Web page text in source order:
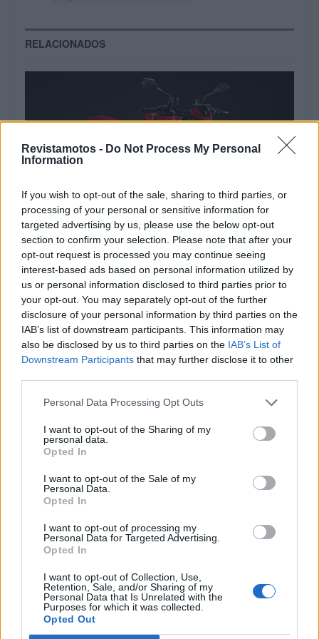
Revistamotos - Do Not Process My Personal
Information
If you wish to opt-out of the sale, sharing to third parties, or
processing of your personal or sensitive information for
targeted advertising by us, please use the below opt-out
section to confirm your selection. Please note that after your
opt-out request is processed you may continue seeing
interest-based ads based on personal information utilized by
us or personal information disclosed to third parties prior to
your opt-out. You may separately opt-out of the further
disclosure of your personal information by third parties on the
IAB’s list of downstream participants. This information may
also be disclosed by us to third parties on the IAB’s List of
Downstream Participants that may further disclose it to other
Personal Data Processing Opt Outs
I want to opt-out of the Sharing of my
personal data.
Opted In
I want to opt-out of the Sale of my
Personal Data.
Opted In
I want to opt-out of processing my
Personal Data for Targeted Advertising.
Opted In
I want to opt-out of Collection, Use,
Retention, Sale, and/or Sharing of my
Personal Data that Is Unrelated with the
Purposes for which it was collected.
Opted Out
RELACIONADOS
Design da Ducati Monster vence prémio Red
Dot 2026
A Ducati volta a destacar-se no panorama internacional do
design. A nova Monster recebeu o Red Dot Design Award...
POR BEATRIZ ALEXANDRE 7 AGOSTO, 2026
MOTOMAIS
Kawasaki Vulcan mantém-se na gama em
2027
Fazendo parte, com orgulho, da lendária gama Kawasaki
Vulcan, a Vulcan S de média cilindrada apresenta já uma